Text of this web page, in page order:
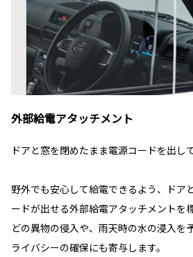
外部給電アタッチメント
ドアと窓を閉めたまま電源コードを出し
野外でも安心して給電できるよう、ドア
ードが出せる外部給電アタッチメントを
どの異物の侵入や、雨天時の水の浸入を
ライバシーの確保にも寄与します。